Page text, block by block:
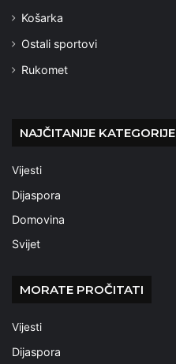
Košarka
Ostali sportovi
Rukomet
NAJČITANIJE KATEGORIJE
Vijesti
Dijaspora
Domovina
Svijet
MORATE PROČITATI
Vijesti
Dijaspora